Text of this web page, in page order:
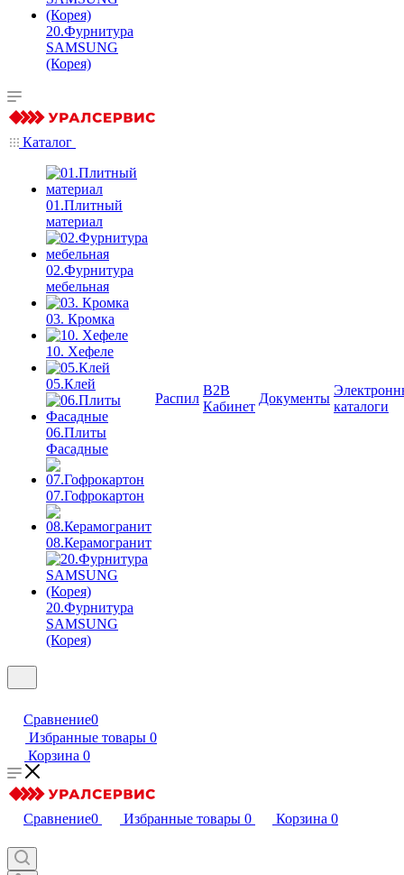
20.Фурнитура
SAMSUNG
(Корея)
Каталог
01.Плитный
материал
02.Фурнитура
мебельная
03. Кромка
10. Хефеле
05.Клей
06.Плиты
Фасадные
07.Гофрокартон
08.Керамогранит
20.Фурнитура
SAMSUNG
(Корея)
Распил
B2B
Кабинет
Документы
каталоги
Сравнение0
Избранные товары 0
Корзина 0
Сравнение0 Избранные товары 0 Корзина 0